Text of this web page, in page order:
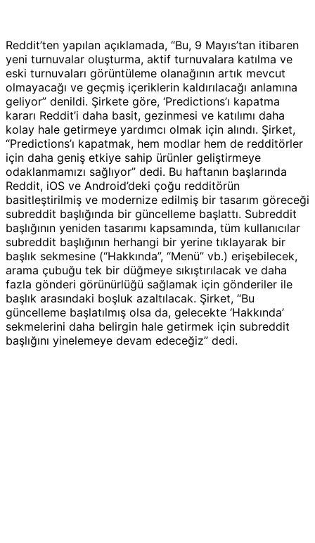
Reddit’ten yapılan açıklamada, “Bu, 9 Mayıs’tan itibaren
yeni turnuvalar oluşturma, aktif turnuvalara katılma ve
eski turnuvaları görüntüleme olanağının artık mevcut
olmayacağı ve geçmiş içeriklerin kaldırılacağı anlamına
geliyor” denildi. Şirkete göre, ‘Predictions’ı kapatma
kararı Reddit’i daha basit, gezinmesi ve katılımı daha
kolay hale getirmeye yardımcı olmak için alındı. Şirket,
“Predictions’ı kapatmak, hem modlar hem de redditörler
için daha geniş etkiye sahip ürünler geliştirmeye
odaklanmamızı sağlıyor” dedi. Bu haftanın başlarında
Reddit, iOS ve Android’deki çoğu redditörün
basitleştirilmiş ve modernize edilmiş bir tasarım göreceği
subreddit başlığında bir güncelleme başlattı. Subreddit
başlığının yeniden tasarımı kapsamında, tüm kullanıcılar
subreddit başlığının herhangi bir yerine tıklayarak bir
başlık sekmesine (“Hakkında”, “Menü” vb.) erişebilecek,
arama çubuğu tek bir düğmeye sıkıştırılacak ve daha
fazla gönderi görünürlüğü sağlamak için gönderiler ile
başlık arasındaki boşluk azaltılacak. Şirket, “Bu
güncelleme başlatılmış olsa da, gelecekte ‘Hakkında’
sekmelerini daha belirgin hale getirmek için subreddit
başlığını yinelemeye devam edeceğiz” dedi.